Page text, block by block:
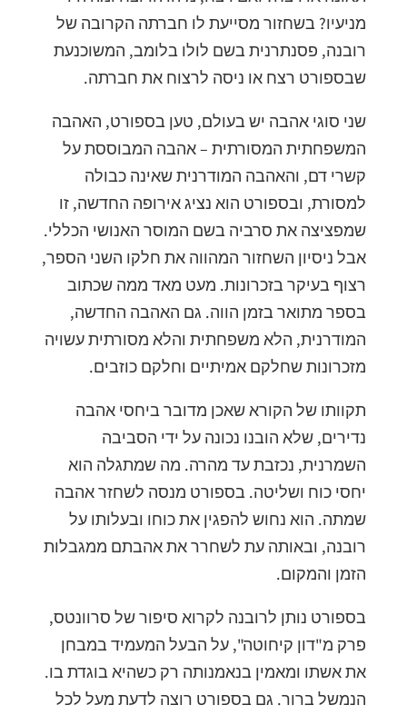
מניעיו? בשחזור מסייעת לו חברתה הקרובה של
רובנה, פסנתרנית בשם לולו בלומב, המשוכנעת
שבספורט רצח או ניסה לרצוח את חברתה.
שני סוגי אהבה יש בעולם, טען בספורט, האהבה
המשפחתית המסורתית – אהבה המבוססת על
קשרי דם, והאהבה המודרנית שאינה כבולה
למסורת, ובספורט הוא נציג אירופה החדשה, זו
שמפציצה את סרביה בשם המוסר האנושי הכללי.
אבל ניסיון השחזור המהווה את חלקו השני הספר,
רצוף בעיקר בזכרונות. מעט מאד ממה שכתוב
בספר מתואר בזמן הווה. גם האהבה החדשה,
המודרנית, הלא משפחתית והלא מסורתית עשויה
מזכרונות שחלקם אמיתיים וחלקם כוזבים.
תקוותו של הקורא שאכן מדובר ביחסי אהבה
נדירים, שלא הובנו נכונה על ידי הסביבה
השמרנית, נכזבת עד מהרה. מה שמתגלה הוא
יחסי כוח ושליטה. בספורט מנסה לשחזר אהבה
שמתה. הוא נחוש להפגין את כוחו ובעלותו על
רובנה, ובאותה עת לשחרר את אהבתם ממגבלות
הזמן והמקום.
בספורט נותן לרובנה לקרוא סיפור של סרוונטס,
פרק מ"דון קיחוטה", על הבעל המעמיד במבחן
את אשתו ומאמין בנאמנותה רק כשהיא בוגדת בו.
הנמשל ברור. גם בספורט רוצה לדעת מעל לכל